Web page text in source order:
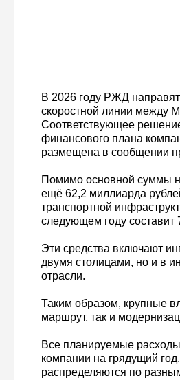
В 2026 году РЖД
скоростной линии между
Соответствующее
финансового плана
размещена в сообщении
Помимо основной суммы
ещё 62,2 миллиарда
транспортной
следующем году составит
Эти средства включают
двумя столицами, но и в
отрасли.
Таким образом, крупные
маршрут, так и
Все планируемые
компании на грядущий
распределяются по